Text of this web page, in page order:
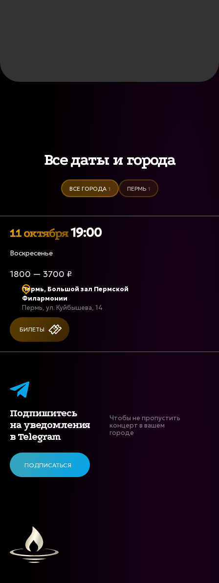
Все даты и города
ВСЕ ГОРОДА 1 ПЕРМЬ 1
11 октября19:00
Воскресенье
Пермь, Большой зал Пермской
Филармонии
Пермь, ул. Куйбышева, 14
1800 — 3700 ₽
БИЛЕТЫ
Подпишитесь
на уведомления
в Telegram
Чтобы не пропустить
концерт в вашем
городе
ПОДПИСАТЬСЯ